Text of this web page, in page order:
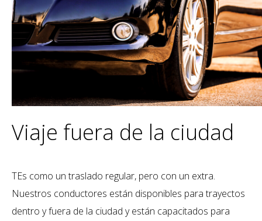
Viaje fuera de la ciudad
TEs como un traslado regular, pero con un extra.
Nuestros conductores están disponibles para trayectos
dentro y fuera de la ciudad y están capacitados para